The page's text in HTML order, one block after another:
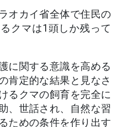
オカイ省全体で住民の
クマは1頭しか残って
に関する意識を高める
肯定的な結果と見なさ
るクマの飼育を完全に
、世話され、自然な習
ための条件を作り出す